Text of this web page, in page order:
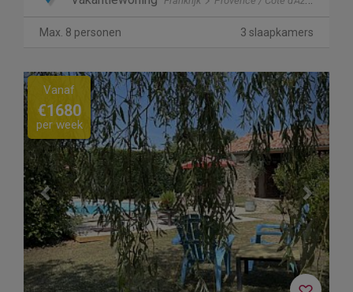
Max. 8 personen 3 slaapkamers
Previous Next
Vanaf
€1680
per week